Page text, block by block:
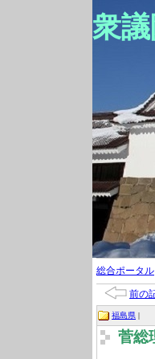
衆
総合ポータル
前の
福島県 |
菅総